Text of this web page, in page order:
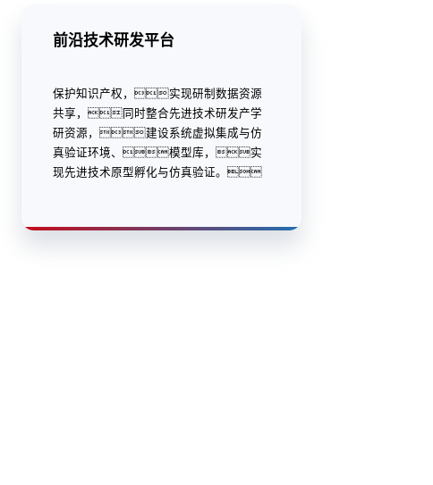
前沿技术研发平台
保护知识产权，实现研制数据资源
共享，同时整合先进技术研发产学
研资源，建设系统虚拟集成与仿
真验证环境、模型库，实
现先进技术原型孵化与仿真验证。